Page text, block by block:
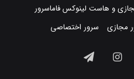
و هاست لینوکسفاماسرور
مجازی سرور اختصاصی
ایکس اینستاگرام